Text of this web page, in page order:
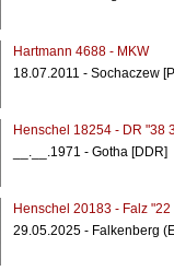
Hartmann 4688 - MKW
18.07.2011 - Sochaczew
Henschel 18254 - DR "38
__.__.1971 - Gotha [DDR]
Henschel 20183 - Falz "22
29.05.2025 - Falkenberg